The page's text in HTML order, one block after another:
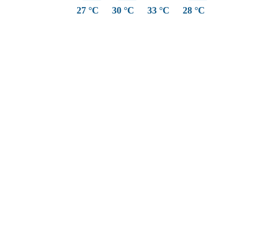
27 °C 30 °C 33 °C 28 °C